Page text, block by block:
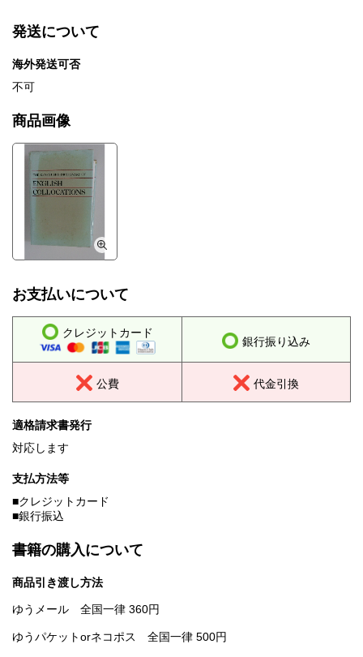
発送について
海外発送可否
不可
商品画像
お支払いについて
クレジットカード
銀行振り込み
公費 代金引換
適格請求書発行
対応します
支払方法等
■クレジットカード
■銀行振込
書籍の購入について
商品引き渡し方法
ゆうメール 全国一律 360円
ゆうパケットorネコポス 全国一律 500円